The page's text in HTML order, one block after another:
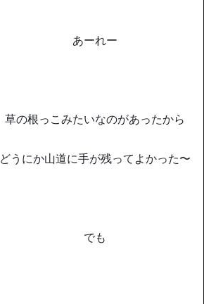
あーれー
草の根っこみたいなのがあったから
どうにか山道に手が残ってよかった〜
でも